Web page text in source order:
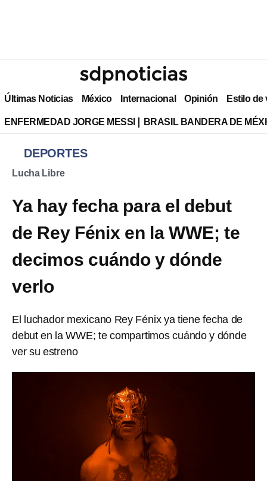
Últimas Noticias México Internacional Opinión Estilo de
ENFERMEDAD JORGE MESSI BRASIL BANDERA DE
DEPORTES
Lucha Libre
Ya hay fecha para el debut
de Rey Fénix en la WWE; te
decimos cuándo y dónde
verlo
El luchador mexicano Rey Fénix ya tiene fecha de
debut en la WWE; te compartimos cuándo y dónde
ver su estreno